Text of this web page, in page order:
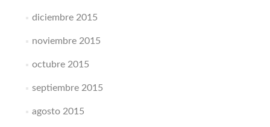
diciembre 2015
noviembre 2015
octubre 2015
septiembre 2015
agosto 2015